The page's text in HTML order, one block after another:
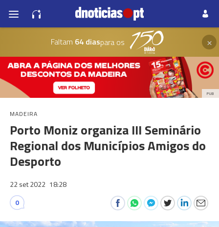
Faltam 64 diaspara os ×
PUB
MADEIRA
Porto Moniz organiza III Seminário
Regional dos Municípios Amigos do
Desporto
22 set 2022 18:28
0